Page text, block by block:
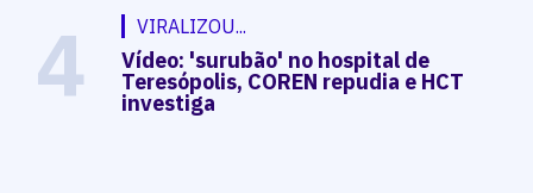
4 VIRALIZOU...
Vídeo: 'surubão' no hospital de
Teresópolis, COREN repudia e HCT
investiga